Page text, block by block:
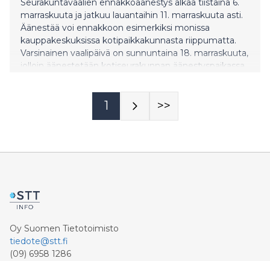
marraskuuta ja jatkuu lauantaihin 11. marraskuuta asti.
Äänestää voi ennakkoon esimerkiksi monissa
kauppakeskuksissa kotipaikkakunnasta riippumatta.
Varsinainen vaalipäivä on sunnuntaina 18. marraskuuta,
jolloin äänestetään kotiseurakunnan äänestyspaikassa
1 >>
Oy Suomen Tietotoimisto
tiedote@stt.fi
(09) 6958 1286